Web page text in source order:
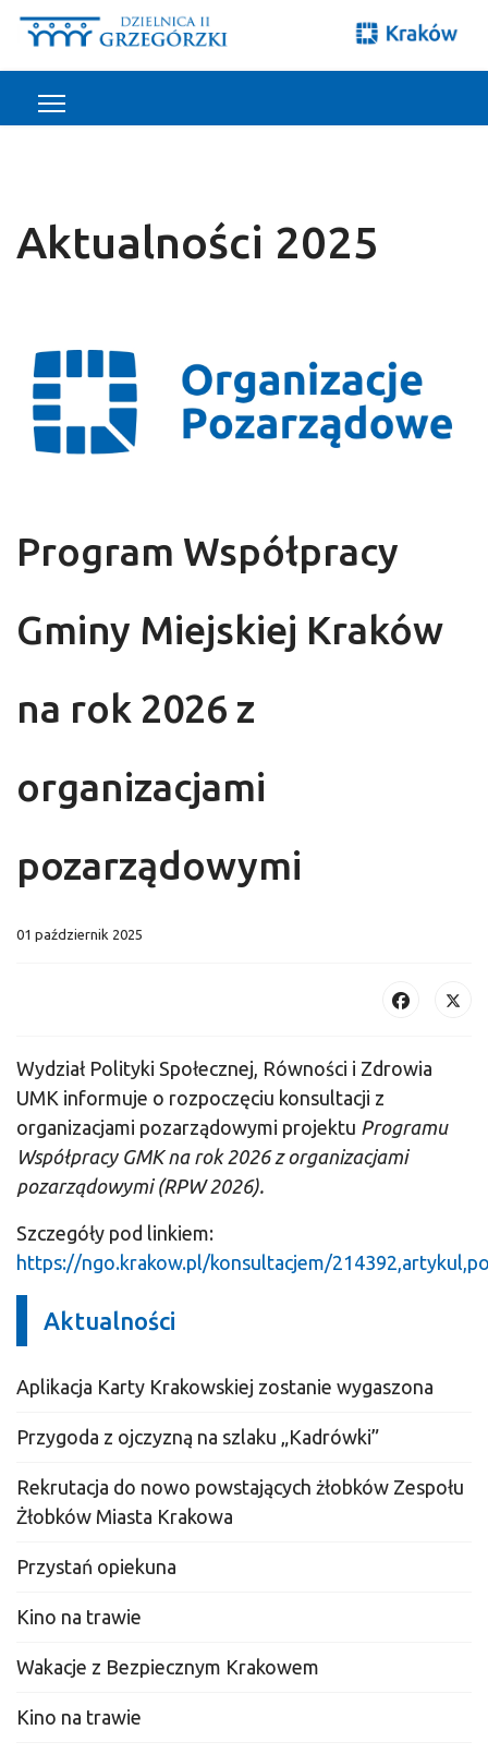
Aktualności 2025
Program Współpracy
Gminy Miejskiej Kraków
na rok 2026 z
organizacjami
pozarządowymi
01 październik 2025
Wydział Polityki Społecznej, Równości i Zdrowia
UMK informuje o rozpoczęciu konsultacji z
organizacjami pozarządowymi projektu Programu
Współpracy GMK na rok 2026 z organizacjami
pozarządowymi (RPW 2026).
Szczegóły pod linkiem:
https://ngo.krakow.pl/konsultacjem/
Aktualności
Aplikacja Karty Krakowskiej zostanie wygaszona
Przygoda z ojczyzną na szlaku „Kadrówki”
Rekrutacja do nowo powstających żłobków Zespołu
Żłobków Miasta Krakowa
Przystań opiekuna
Kino na trawie
Wakacje z Bezpiecznym Krakowem
Kino na trawie